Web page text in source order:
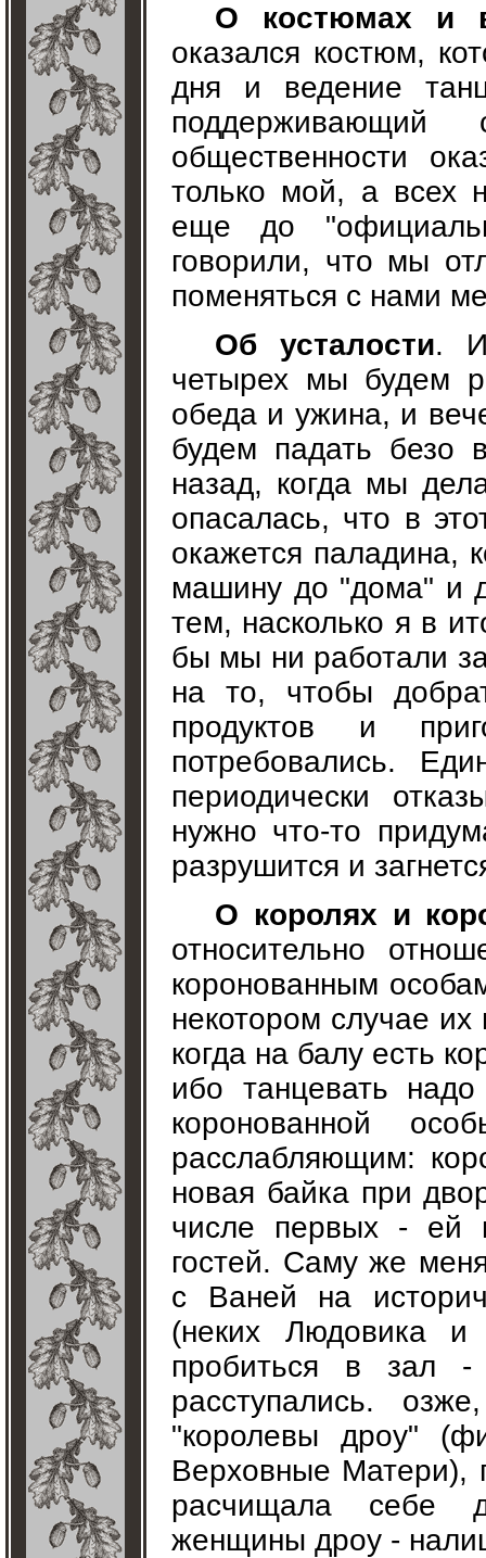
О костюмах и
оказался костюм,
дня и ведение
общественности
только мой, а всех
еще до
говорили, что мы
поменяться с нами
Об усталости.
четырех мы будем
обеда и ужина, и
будем падать безо
назад, когда мы
опасалась, что в
окажется паладина,
машину до "дома" и
тем, насколько я в
бы мы ни работали
на то, чтобы
продуктов и
потребовались.
периодически
нужно что-то
разрушится и
О королях и
относительно
коронованным
некотором случае
когда на балу есть
ибо танцевать
коронованной
расслабляющим:
новая байка при
числе первых - ей
гостей. Саму же
с Ваней на
(неких Людовика
пробиться в зал
расступались.
"королевы дроу"
Верховные Матери),
расчищала себе
женщины дроу -